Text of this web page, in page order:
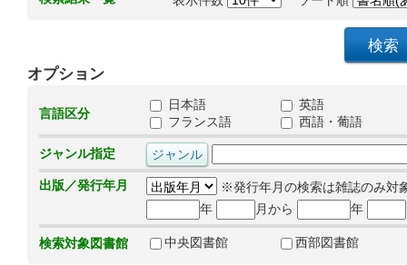
オプション
言語区分
日本語
英語
フランス語
西語・葡語
ジャンル指定
出版／発行年月
※発行年月の検索は雑誌のみ対
年
月から 年
検索対象図書館 中央図書館 西部図書館